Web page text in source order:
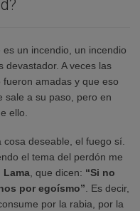
un incendio, un incendio
devastador. A veces las
amadas y que eso
sale a su paso, pero en
ello.
deseable, el fuego sí.
el tema del perdón me
Lama , que dicen: “Si no
por egoísmo” . Es decir,
por la rabia, por la